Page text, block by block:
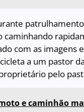
com as imagens
a um pastor
pelo
e caminhão